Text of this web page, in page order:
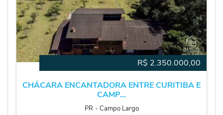
R$ 2.350.000,00
CHÁCARA ENCANTADORA ENTRE CURITIBA E
CAMP...
PR ‐ Campo Largo